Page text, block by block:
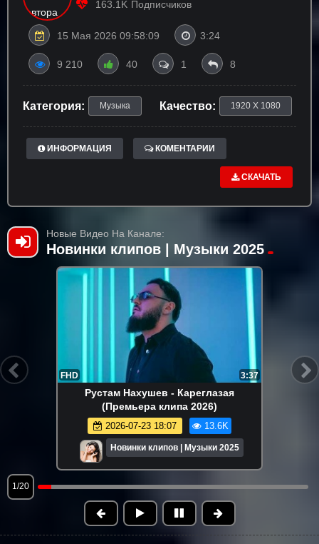
163.1K Подписчиков
15 Мая 2026 09:58:09 3:24
9 210 40 1 8
Категория: Музыка Качество: 1920 X 1080
ИНФОРМАЦИЯ КОМЕНТАРИИ
СКАЧАТЬ
Новые Видео На Канале:
Новинки клипов | Музыки 2025
FHD 3:37
Рустам Нахушев - Кареглазая
(Премьера клипа 2026)
2026-07-23 18:07 13.6K
Новинки клипов | Музыки 2025
1/20